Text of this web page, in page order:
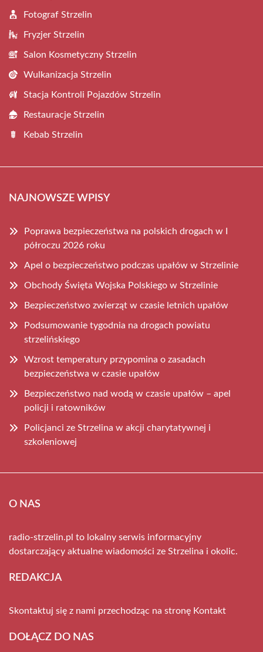
Fotograf Strzelin
Fryzjer Strzelin
Salon Kosmetyczny Strzelin
Wulkanizacja Strzelin
Stacja Kontroli Pojazdów Strzelin
Restauracje Strzelin
Kebab Strzelin
NAJNOWSZE WPISY
Poprawa bezpieczeństwa na polskich drogach w I
półroczu 2026 roku
Apel o bezpieczeństwo podczas upałów w Strzelinie
Obchody Święta Wojska Polskiego w Strzelinie
Bezpieczeństwo zwierząt w czasie letnich upałów
Podsumowanie tygodnia na drogach powiatu
strzelińskiego
Wzrost temperatury przypomina o zasadach
bezpieczeństwa w czasie upałów
Bezpieczeństwo nad wodą w czasie upałów – apel
policji i ratowników
Policjanci ze Strzelina w akcji charytatywnej i
szkoleniowej
O NAS
radio-strzelin.pl to lokalny serwis informacyjny
dostarczający aktualne wiadomości ze Strzelina i okolic.
REDAKCJA
Skontaktuj się z nami przechodząc na stronę Kontakt
DOŁĄCZ DO NAS